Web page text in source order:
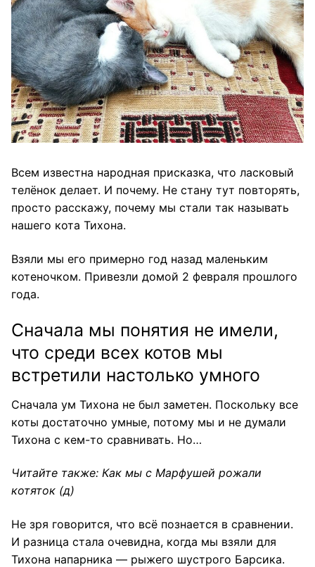
Всем известна народная присказка, что ласковый
телёнок делает. И почему. Не стану тут повторять,
просто расскажу, почему мы стали так называть
нашего кота Тихона.
Взяли мы его примерно год назад маленьким
котеночком. Привезли домой 2 февраля прошлого
года.
Сначала мы понятия не имели,
что среди всех котов мы
встретили настолько умного
Сначала ум Тихона не был заметен. Поскольку все
коты достаточно умные, потому мы и не думали
Тихона с кем-то сравнивать. Но…
Читайте также: Как мы с Марфушей рожали
котяток (д)
Не зря говорится, что всё познается в сравнении.
И разница стала очевидна, когда мы взяли для
Тихона напарника — рыжего шустрого Барсика.